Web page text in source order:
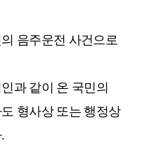
음주운전 사건으로
과 같이 온 국민의
형사상 또는 행정상